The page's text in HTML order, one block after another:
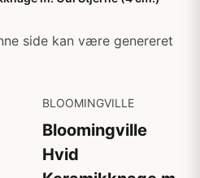
side kan være genereret
BLOOMINGVILLE
Bloomingville
Hvid